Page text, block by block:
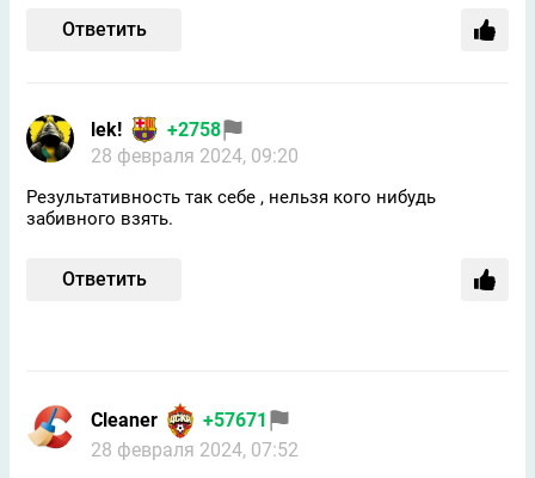
Ответить
lek!
+2758
28 февраля 2024, 09:20
Результативность так себе , нельзя кого нибудь
забивного взять.
Ответить
Cleaner
+57671
28 февраля 2024, 07:52